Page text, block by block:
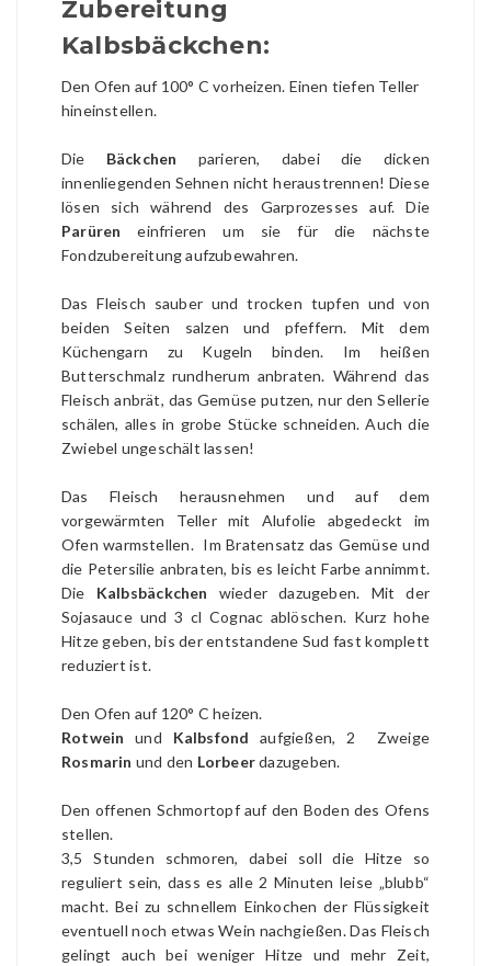
Zubereitung
Kalbsbäckchen:
Den Ofen auf 100° C vorheizen. Einen tiefen Teller
hineinstellen.
Die Bäckchen parieren, dabei die dicken
innenliegenden Sehnen nicht heraustrennen! Diese
lösen sich während des Garprozesses auf. Die
Parüren einfrieren um sie für die nächste
Fondzubereitung aufzubewahren.
Das Fleisch sauber und trocken tupfen und von
beiden Seiten salzen und pfeffern. Mit dem
Küchengarn zu Kugeln binden. Im heißen
Butterschmalz rundherum anbraten. Während das
Fleisch anbrät, das Gemüse putzen, nur den Sellerie
schälen, alles in grobe Stücke schneiden. Auch die
Zwiebel ungeschält lassen!
Das Fleisch herausnehmen und auf dem
vorgewärmten Teller mit Alufolie abgedeckt im
Ofen warmstellen. Im Bratensatz das Gemüse und
die Petersilie anbraten, bis es leicht Farbe annimmt.
Die Kalbsbäckchen wieder dazugeben. Mit der
Sojasauce und 3 cl Cognac ablöschen. Kurz hohe
Hitze geben, bis der entstandene Sud fast komplett
reduziert ist.
Den Ofen auf 120° C heizen.
Rotwein und Kalbsfond aufgießen, 2 Zweige
Rosmarin und den Lorbeerdazugeben.
Den offenen Schmortopf auf den Boden des Ofens
stellen.
3,5 Stunden schmoren, dabei soll die Hitze so
reguliert sein, dass es alle 2 Minuten leise „blubb“
macht. Bei zu schnellem Einkochen der Flüssigkeit
eventuell noch etwas Wein nachgießen. Das Fleisch
gelingt auch bei weniger Hitze und mehr Zeit,